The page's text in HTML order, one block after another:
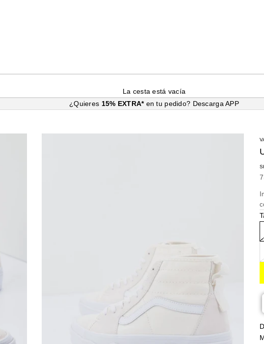
La cesta está vacía
¿Quieres 15% EXTRA* en tu pedido? Descarga APP